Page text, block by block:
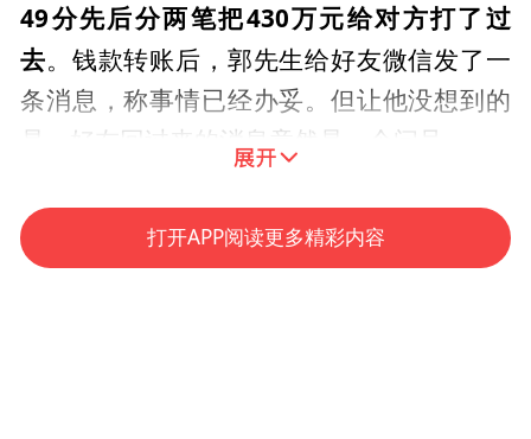
49分先后分两笔把430万元给对方打了过
去。钱款转账后，郭先生给好友微信发了一
条消息，称事情已经办妥。但让他没想到的
是，好友回过来的消息竟然是一个问号。
郭先生拨打好友电话，对方说没有这回事，
他这才意识到竟然遇上了“高端”骗局，对方
打开APP阅读更多精彩内容